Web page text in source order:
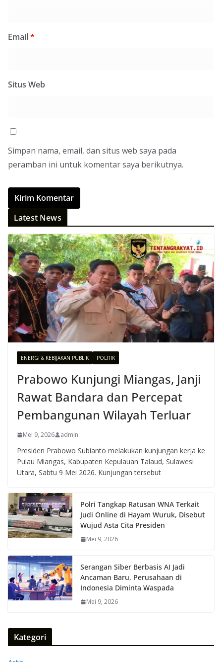
Email*
Situs Web
Simpan nama, email, dan situs web saya pada
peramban ini untuk komentar saya berikutnya.
Latest News
ENERGI & KEBIJAKAN PUBLIK POLITIK
Prabowo Kunjungi Miangas, Janji
Rawat Bandara dan Percepat
Pembangunan Wilayah Terluar
Mei 9, 2026 admin
Presiden Prabowo Subianto melakukan kunjungan kerja ke
Pulau Miangas, Kabupaten Kepulauan Talaud, Sulawesi
Utara, Sabtu 9 Mei 2026. Kunjungan tersebut
Polri Tangkap Ratusan WNA Terkait
Judi Online di Hayam Wuruk, Disebut
Wujud Asta Cita Presiden
Mei 9, 2026
Serangan Siber Berbasis AI Jadi
Ancaman Baru, Perusahaan di
Indonesia Diminta Waspada
Mei 9, 2026
Kategori